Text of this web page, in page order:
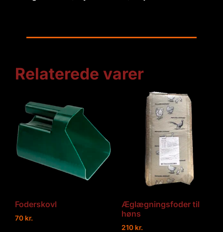
Relaterede varer
Foderskovl
70 kr.
Æglægningsfoder til
høns
210 kr.